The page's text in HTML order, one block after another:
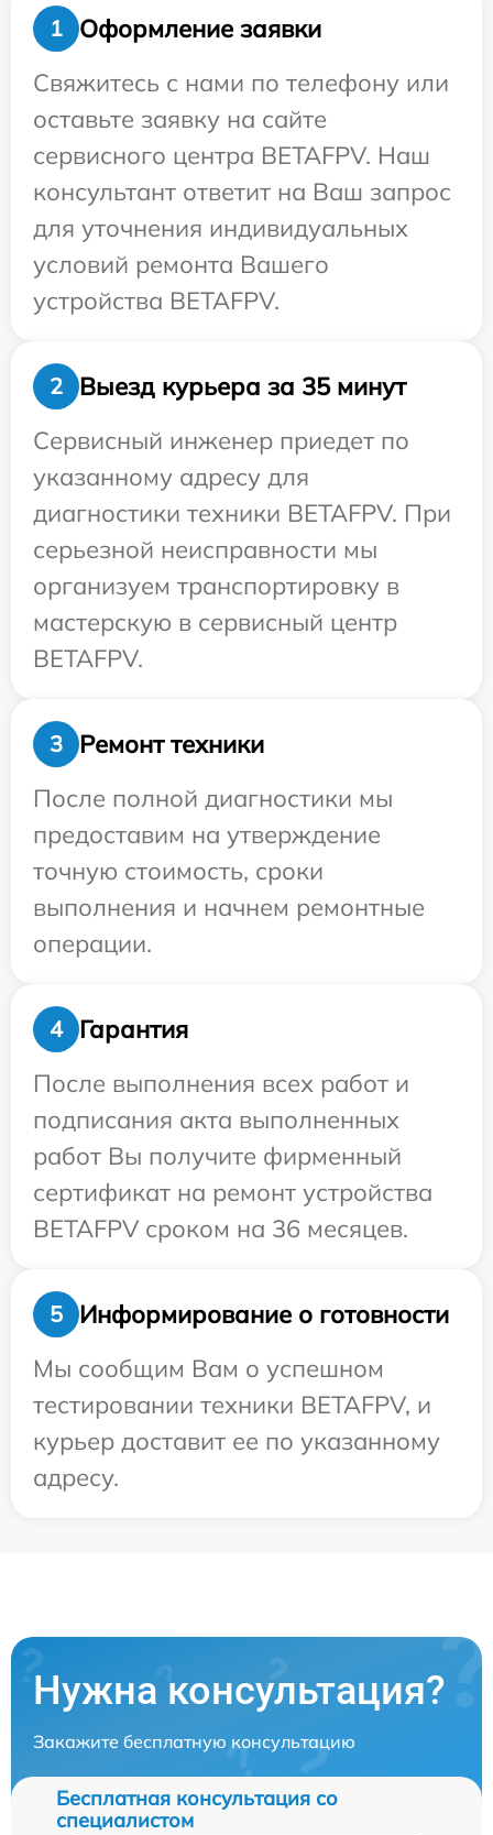
1
Оформление заявки
Свяжитесь с нами по телефону или
оставьте заявку на сайте
сервисного центра BETAFPV. Наш
консультант ответит на Ваш запрос
для уточнения индивидуальных
условий ремонта Вашего
устройства BETAFPV.
2
Выезд курьера за 35 минут
Сервисный инженер приедет по
указанному адресу для
диагностики техники BETAFPV. При
серьезной неисправности мы
организуем транспортировку в
мастерскую в сервисный центр
BETAFPV.
3
Ремонт техники
После полной диагностики мы
предоставим на утверждение
точную стоимость, сроки
выполнения и начнем ремонтные
операции.
4
Гарантия
После выполнения всех работ и
подписания акта выполненных
работ Вы получите фирменный
сертификат на ремонт устройства
BETAFPV сроком на 36 месяцев.
5
Информирование о готовности
Мы сообщим Вам о успешном
тестировании техники BETAFPV, и
курьер доставит ее по указанному
адресу.
Нужна консультация?
Закажите бесплатную консультацию
Бесплатная консультация со
специалистом